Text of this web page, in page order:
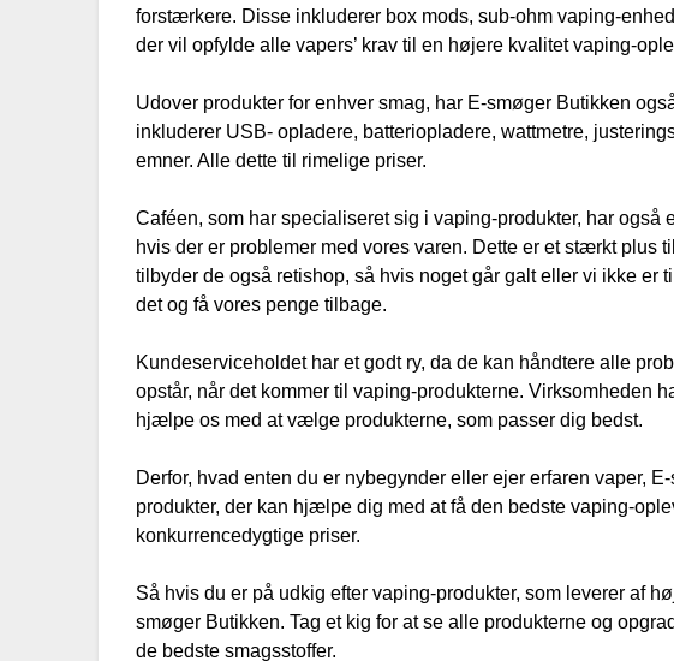
forstærkere. Disse inkluderer box mods, sub-ohm vaping-
der vil opfylde alle vapers’ krav til en højere kvalitet vaping-
Udover produkter for enhver smag, har E-smøger Butikken
inkluderer USB- opladere, batteriopladere, wattmetre,
emner. Alle dette til rimelige priser.
Caféen, som har specialiseret sig i vaping-produkter, har
hvis der er problemer med vores varen. Dette er et stærkt plus
tilbyder de også retishop, så hvis noget går galt eller vi ikke er
det og få vores penge tilbage.
Kundeserviceholdet har et godt ry, da de kan håndtere alle
opstår, når det kommer til vaping-produkterne. Virksomheden
hjælpe os med at vælge produkterne, som passer dig bedst.
Derfor, hvad enten du er nybegynder eller ejer erfaren vaper,
produkter, der kan hjælpe dig med at få den bedste vaping-
konkurrencedygtige priser.
Så hvis du er på udkig efter vaping-produkter, som leverer af
smøger Butikken. Tag et kig for at se alle produkterne og
de bedste smagsstoffer.